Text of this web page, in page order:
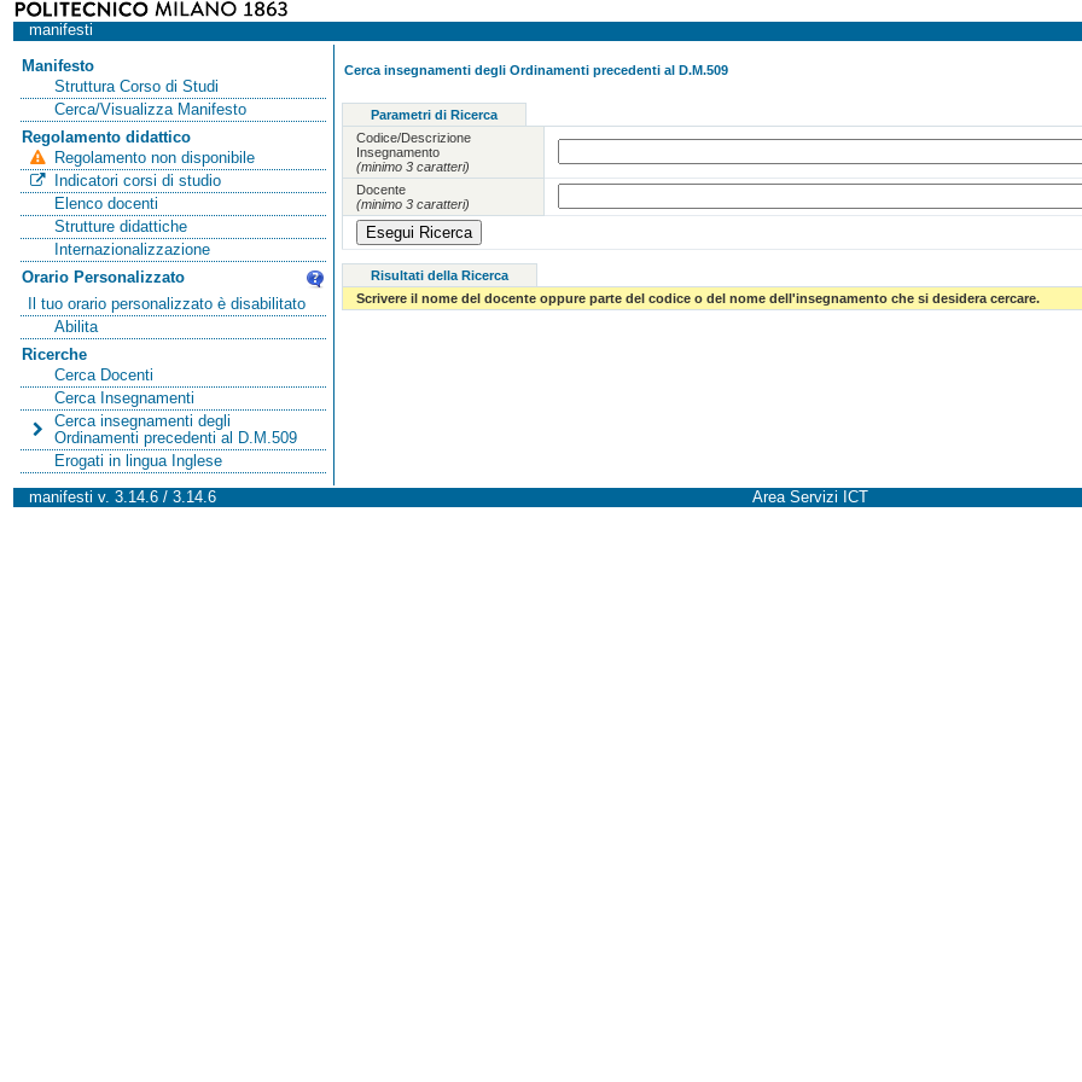
manifesti
Manifesto
Struttura Corso di Studi
Cerca/Visualizza Manifesto
Regolamento didattico
Regolamento non disponibile
Indicatori corsi di studio
Elenco docenti
Strutture didattiche
Internazionalizzazione
Orario Personalizzato
Il tuo orario personalizzato è disabilitato
Abilita
Ricerche
Cerca Docenti
Cerca Insegnamenti
Cerca insegnamenti degli
Ordinamenti precedenti al D.M.509
Erogati in lingua Inglese
Cerca insegnamenti degli Ordinamenti precedenti al D.M.509
Parametri di Ricerca
Codice/Descrizione
Insegnamento
(minimo 3 caratteri)
Docente
(minimo 3 caratteri)
Risultati della Ricerca
Scrivere il nome del docente oppure parte del codice o del nome dell'insegnamento che si desidera cercare.
manifesti v. 3.14.6 / 3.14.6 Area Servizi ICT